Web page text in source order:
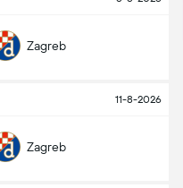
Zagreb
11-8-2026
Zagreb